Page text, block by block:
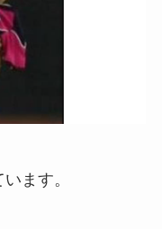
ます。